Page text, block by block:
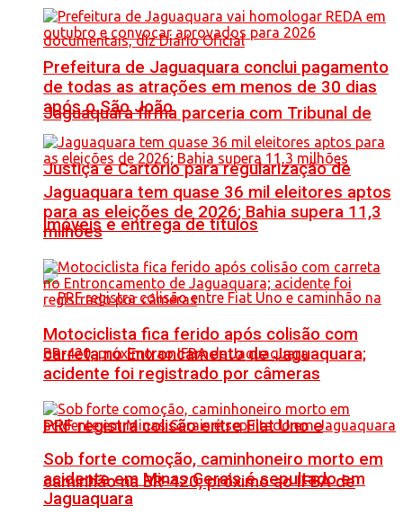
Jaguaquara firma parceria com Tribunal de
Justiça e Cartório para regularização de
imóveis e entrega de títulos
PRF registra colisão entre Fiat Uno e
caminhão na BR-420, próximo ao IFBA de
Prefeitura de Jaguaquara conclui pagamento
de todas as atrações em menos de 30 dias
após o São João
Jaguaquara tem quase 36 mil eleitores aptos
para as eleições de 2026; Bahia supera 11,3
milhões
Motociclista fica ferido após colisão com
carreta no Entroncamento de Jaguaquara;
acidente foi registrado por câmeras
Sob forte comoção, caminhoneiro morto em
acidente em Minas Gerais é sepultado em
Jaguaquara